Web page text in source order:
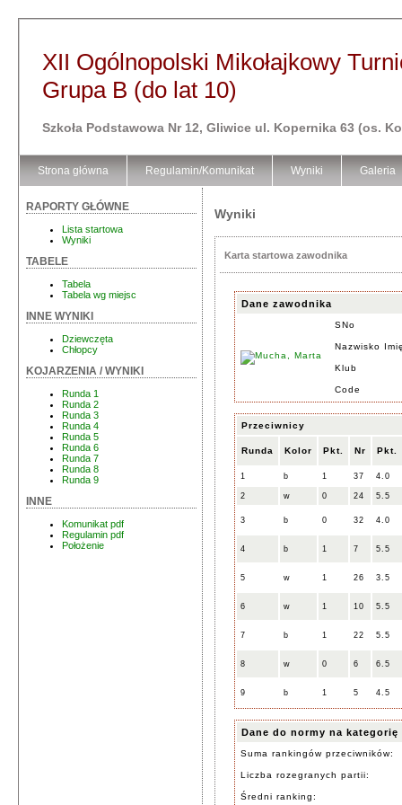
XII Ogólnopolski Mikołajkowy
Grupa B (do lat 10)
Szkoła Podstawowa Nr 12, Gliwice ul. Kopernika 63 (os.
Strona główna Regulamin/Komunikat Wyniki Galeria
RAPORTY GŁÓWNE
Lista startowa
Wyniki
TABELE
Tabela
Tabela wg miejsc
INNE WYNIKI
Dziewczęta
Chłopcy
KOJARZENIA / WYNIKI
Runda 1
Runda 2
Runda 3
Runda 4
Runda 5
Runda 6
Runda 7
Runda 8
Runda 9
INNE
Komunikat pdf
Regulamin pdf
Położenie
Wyniki
Karta startowa zawodnika
Dane zawodnika
SNo
Nazwisko
Klub
Code
Przeciwnicy
Runda Kolor Pkt. Nr Pkt.
1 b 1 37 4.0
2 w 0 24 5.5
3 b 0 32 4.0
4 b 1 7 5.5
5 w 1 26 3.5
6 w 1 10 5.5
7 b 1 22 5.5
8 w 0 6 6.5
9 b 1 5 4.5
Dane do normy na kategorię
Suma rankingów przeciwników:
Liczba rozegranych partii:
Średni ranking: